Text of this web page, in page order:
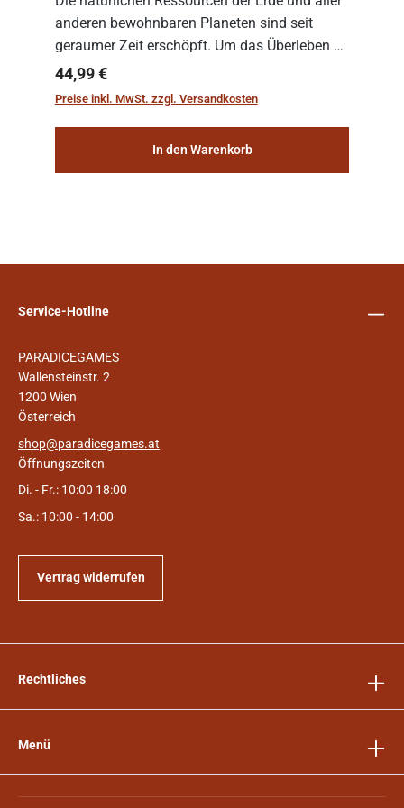
anderen bewohnbaren Planeten sind seit
geraumer Zeit erschöpft. Um das Überleben zu
sichern, wurden die sogenannten
„Weltenschiffe“ gebaut. Auf diesen
Regulärer Preis:
44,99 €
Preise inkl. MwSt. zzgl. Versandkosten
In den Warenkorb
Service-Hotline
PARADICEGAMES
Wallensteinstr. 2
1200 Wien
Österreich
shop@paradicegames.at
Öffnungszeiten
Di. - Fr.: 10:00 18:00
Sa.: 10:00 - 14:00
Vertrag widerrufen
Rechtliches
Menü